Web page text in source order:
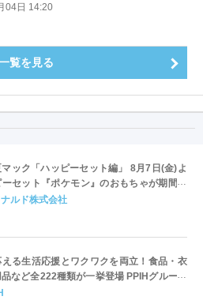
04日 14:20
覧を見る
ック「ハッピーセット編」 8月7日(金)よ
ーセット『ポケモン』のおもちゃが期間限
ルド株式会社
る生活応援とワクワクを両立！食品・衣
など全222種類が一挙登場 PPIHグループ
＆セール 8月6日(木)より順次スタート